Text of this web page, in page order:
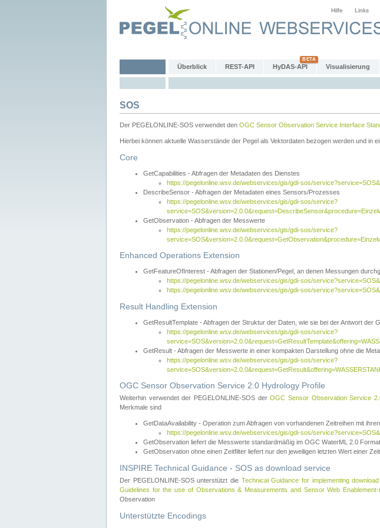
Hilfe Links
Überblick REST-API HyDAS-API Visualisierung
SOS
Der PEGELONLINE-SOS verwendet den OGC Sensor Observation Service Interface
Hierbei können aktuelle Wasserstände der Pegel als Vektordaten bezogen werden und
Core
GetCapabilities - Abfragen der Metadaten des Dienstes
https://pegelonline.wsv.de/webservices/gis/gdi-sos/
DescribeSensor - Abfragen der Metadaten eines Sensors/Prozesses
https://pegelonline.wsv.de/webservices/gis/gdi-sos/service?
GetObservation - Abfragen der Messwerte
https://pegelonline.wsv.de/webservices/gis/gdi-sos/service?
Enhanced Operations Extension
GetFeatureOfInterest - Abfragen der Stationen/Pegel, an denen Messungen
https://pegelonline.wsv.de/webservices/gis/gdi-sos/
https://pegelonline.wsv.de/webservices/gis/gdi-sos/
Result Handling Extension
GetResultTemplate - Abfragen der Struktur der Daten, wie sie bei der Antwort der
https://pegelonline.wsv.de/webservices/gis/gdi-sos/service?
GetResult - Abfragen der Messwerte in einer kompakten Darstellung ohne die
https://pegelonline.wsv.de/webservices/gis/gdi-sos/service?
OGC Sensor Observation Service 2.0 Hydrology Profile
Weiterhin verwendet der PEGELONLINE-SOS derOGC Sensor Observation Service
Merkmale sind
GetDataAvailability - Operation zum Abfragen von vorhandenen Zeitreihen mit
https://pegelonline.wsv.de/webservices/gis/gdi-sos/
GetObservation liefert die Messwerte standardmäßig im OGC WaterML 2.0
GetObservation ohne einen Zeitfilter liefert nur den jeweiligen letzten Wert einer
INSPIRE Technical Guidance - SOS as download service
Der PEGELONLINE-SOS unterstützt die Technical Guidance for implementing
Guidelines for the use of Observations & Measurements and Sensor Web
Observation
Unterstützte Encodings